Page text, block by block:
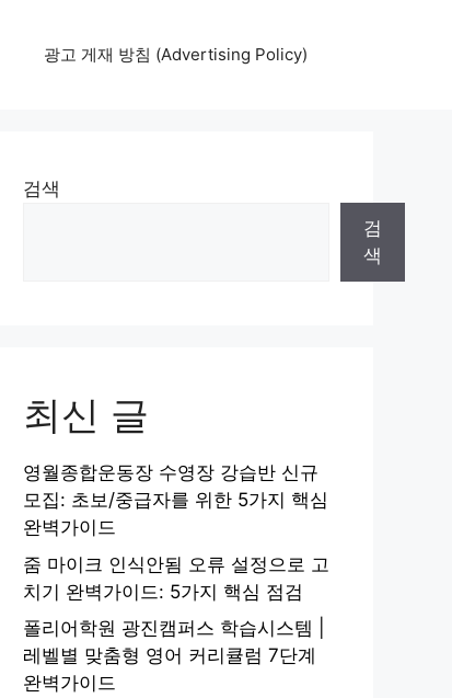
광고 게재 방침 (Advertising Policy)
검색
검
색
최신 글
영월종합운동장 수영장 강습반 신규
모집: 초보/중급자를 위한 5가지 핵심
완벽가이드
줌 마이크 인식안됨 오류 설정으로 고
치기 완벽가이드: 5가지 핵심 점검
폴리어학원 광진캠퍼스 학습시스템 |
레벨별 맞춤형 영어 커리큘럼 7단계
완벽가이드